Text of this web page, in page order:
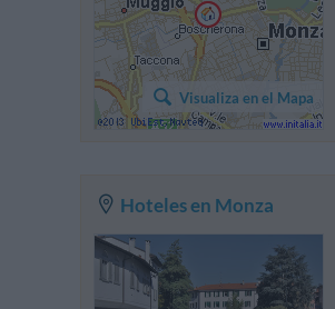
Visualiza en el Mapa
Hoteles en Monza